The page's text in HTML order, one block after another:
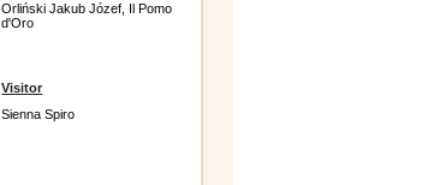
Orliński Jakub Józef, Il Pomo
d'Oro
Visitor
Sienna Spiro